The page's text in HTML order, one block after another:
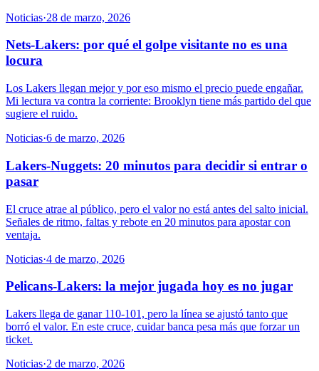
Noticias·28 de marzo, 2026
Nets-Lakers: por qué el golpe visitante no es una
locura
Los Lakers llegan mejor y por eso mismo el precio puede engañar.
Mi lectura va contra la corriente: Brooklyn tiene más partido del que
sugiere el ruido.
Noticias·6 de marzo, 2026
Lakers-Nuggets: 20 minutos para decidir si entrar o
pasar
El cruce atrae al público, pero el valor no está antes del salto inicial.
Señales de ritmo, faltas y rebote en 20 minutos para apostar con
ventaja.
Noticias·4 de marzo, 2026
Pelicans-Lakers: la mejor jugada hoy es no jugar
Lakers llega de ganar 110-101, pero la línea se ajustó tanto que
borró el valor. En este cruce, cuidar banca pesa más que forzar un
ticket.
Noticias·2 de marzo, 2026